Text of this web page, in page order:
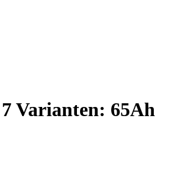
Varianten: 65Ah